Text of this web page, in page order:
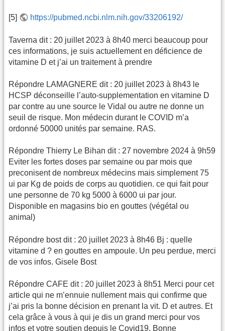
[5] https://pubmed.ncbi.nlm.nih.gov/33206192/
Taverna dit : 20 juillet 2023 à 8h40 merci beaucoup pour
ces informations, je suis actuellement en déficience de
vitamine D et j’ai un traitement à prendre
Répondre LAMAGNERE dit : 20 juillet 2023 à 8h43 le
HCSP déconseille l’auto-supplementation en vitamine D
par contre au une source le Vidal ou autre ne donne un
seuil de risque. Mon médecin durant le COVID m’a
ordonné 50000 unités par semaine. RAS.
Répondre Thierry Le Bihan dit : 27 novembre 2024 à 9h59
Eviter les fortes doses par semaine ou par mois que
preconisent de nombreux médecins mais simplement 75
ui par Kg de poids de corps au quotidien. ce qui fait pour
une personne de 70 kg 5000 à 6000 ui par jour.
Disponible en magasins bio en gouttes (végétal ou
animal)
Répondre bost dit : 20 juillet 2023 à 8h46 Bj : quelle
vitamine d ? en gouttes en ampoule. Un peu perdue, merci
de vos infos. Gisele Bost
Répondre CAFE dit : 20 juillet 2023 à 8h51 Merci pour cet
article qui ne m’ennuie nullement mais qui confirme que
j’ai pris la bonne décision en prenant la vit. D et autres. Et
cela grâce à vous à qui je dis un grand merci pour vos
infos et votre soutien depuis le Covid19. Bonne